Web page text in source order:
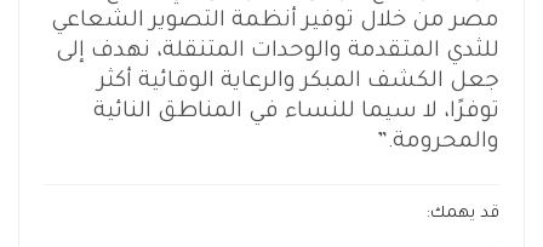
مصر من خلال توفير أنظمة التصوير الشعاعي
للثدي المتقدمة والوحدات المتنقلة، نهدف إلى
جعل الكشف المبكر والرعاية الوقائية أكثر
توفرًا، لا سيما للنساء في المناطق النائية
والمحرومة.”
قد يهمك: